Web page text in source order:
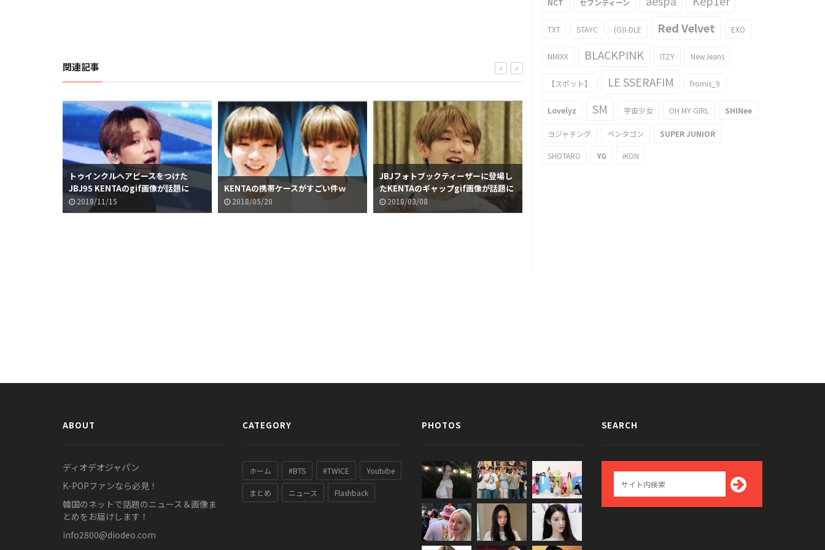
関連記事
トゥインクルヘアピースをつけた
JBJ95 KENTAのgif画像が話題に
2018/11/15
KENTAの携帯ケースがすごい件ｗ
2018/05/20
JBJフォトブックティーザーに登場し
たKENTAのギャップgif画像が話題に
2018/03/08
NCT セブンティーン
TXT STAYC (G)I-DLE Red Velvet EXO
NMIXX BLACKPINK ITZY NewJeans
【スポット】 LE SSERAFIM fromis_9
Lovelyz SM 宇宙少女 OH MY GIRL SHINee
ヨジャチング ペンタゴン SUPER JUNIOR
SHOTARO YG iKON
ABOUT
ディオデオジャパン
K-POPファンなら必見！
韓国のネットで話題のニュース＆画像ま
とめをお届けします！
info2800@diodeo.com
CATEGORY
ホーム #BTS #TWICE Youtube
まとめ ニュース Flashback
PHOTOS SEARCH